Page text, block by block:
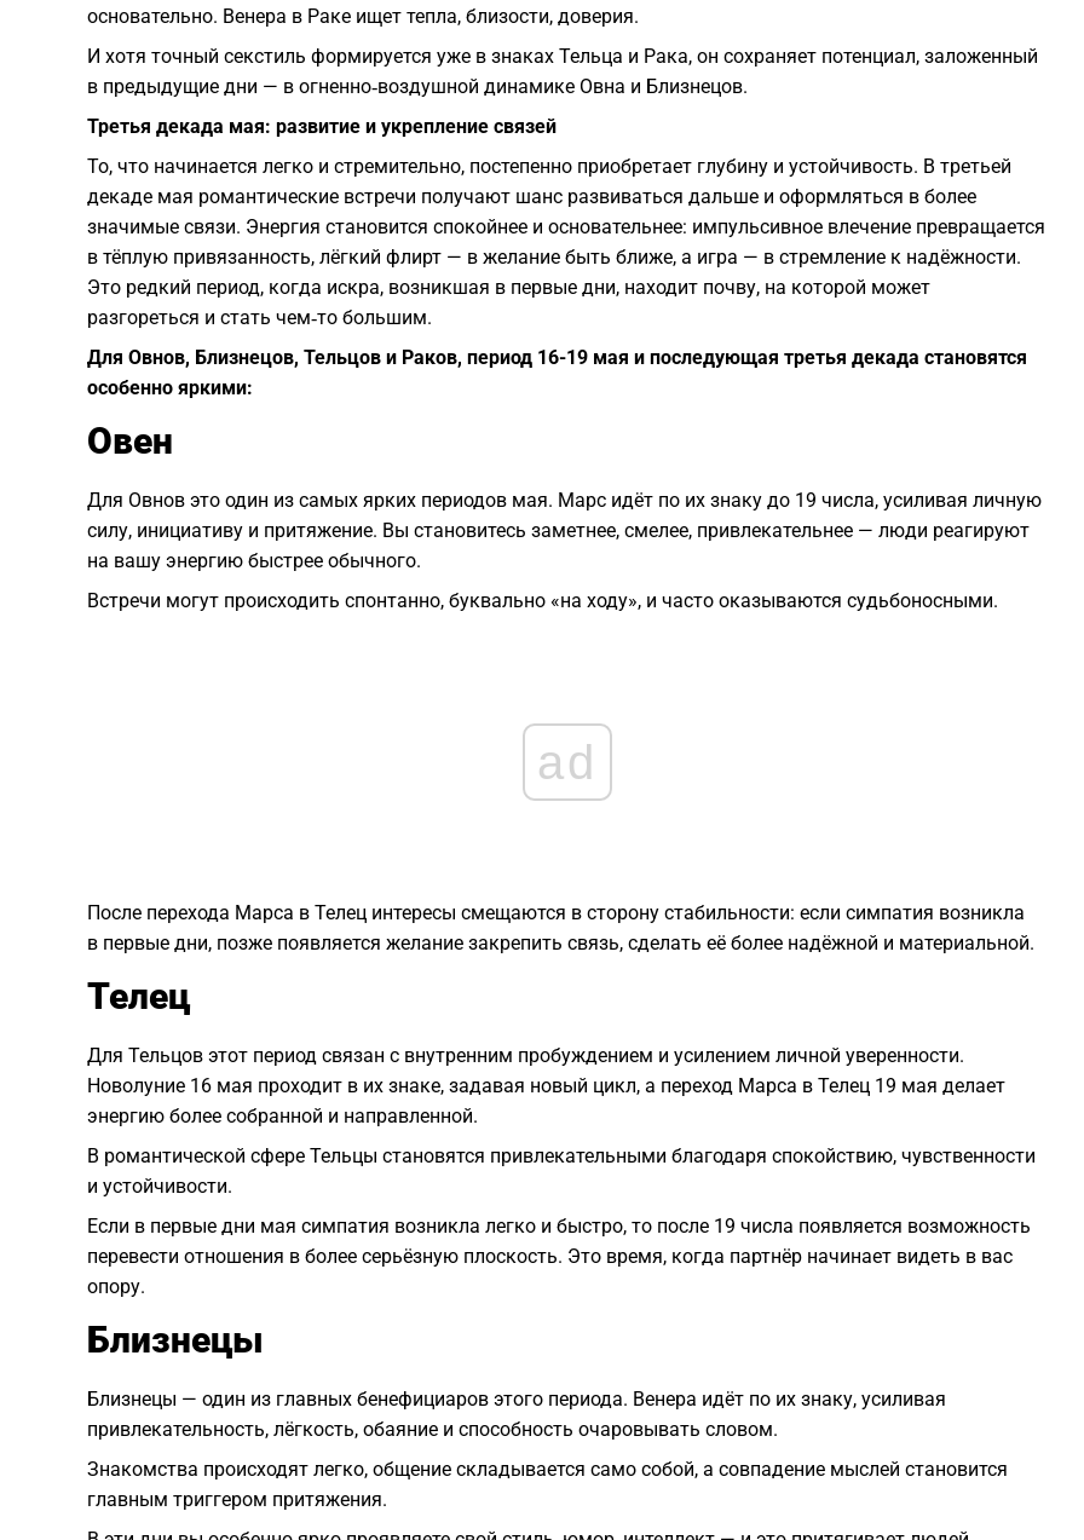
основательно. Венера в Раке ищет тепла, близости, доверия.
И хотя точный секстиль формируется уже в знаках Тельца и Рака, он сохраняет потенциал, заложенный
в предыдущие дни — в огненно‑воздушной динамике Овна и Близнецов.
Третья декада мая: развитие и укрепление связей
То, что начинается легко и стремительно, постепенно приобретает глубину и устойчивость. В третьей
декаде мая романтические встречи получают шанс развиваться дальше и оформляться в более
значимые связи. Энергия становится спокойнее и основательнее: импульсивное влечение превращается
в тёплую привязанность, лёгкий флирт — в желание быть ближе, а игра — в стремление к надёжности.
Это редкий период, когда искра, возникшая в первые дни, находит почву, на которой может
разгореться и стать чем‑то большим.
Для Овнов, Близнецов, Тельцов и Раков, период 16-19 мая и последующая третья декада становятся
особенно яркими:
Овен
Для Овнов это один из самых ярких периодов мая. Марс идёт по их знаку до 19 числа, усиливая личную
силу, инициативу и притяжение. Вы становитесь заметнее, смелее, привлекательнее — люди реагируют
на вашу энергию быстрее обычного.
Встречи могут происходить спонтанно, буквально «на ходу», и часто оказываются судьбоносными.
ad
После перехода Марса в Телец интересы смещаются в сторону стабильности: если симпатия возникла
в первые дни, позже появляется желание закрепить связь, сделать её более надёжной и материальной.
Телец
Для Тельцов этот период связан с внутренним пробуждением и усилением личной уверенности.
Новолуние 16 мая проходит в их знаке, задавая новый цикл, а переход Марса в Телец 19 мая делает
энергию более собранной и направленной.
В романтической сфере Тельцы становятся привлекательными благодаря спокойствию, чувственности
и устойчивости.
Если в первые дни мая симпатия возникла легко и быстро, то после 19 числа появляется возможность
перевести отношения в более серьёзную плоскость. Это время, когда партнёр начинает видеть в вас
опору.
Близнецы
Близнецы — один из главных бенефициаров этого периода. Венера идёт по их знаку, усиливая
привлекательность, лёгкость, обаяние и способность очаровывать словом.
Знакомства происходят легко, общение складывается само собой, а совпадение мыслей становится
главным триггером притяжения.